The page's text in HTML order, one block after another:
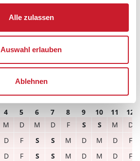
Alle zulassen
Auswahl erlauben
Ablehnen
S
M D F
F S S M D M D F
S
S M D M
M D F S S M D M
D
S S
4 5 6 7 8 9 10 11
12
M D M D F S S M
D
D F S S M D M D
F
D F S S M D M D
F